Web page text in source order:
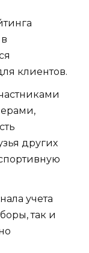
клиентов.
других
учета
так и